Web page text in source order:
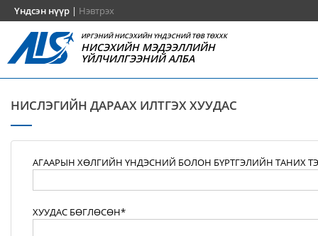
Үндсэн нүүр | Нэвтрэх
ИРГЭНИЙ НИСЭХИЙН ҮНДЭСНИЙ ТӨВ ТӨХХК
НИСЭХИЙН МЭДЭЭЛЛИЙН
ҮЙЛЧИЛГЭЭНИЙ АЛБА
НИСЛЭГИЙН ДАРААХ ИЛТГЭХ ХУУДАС
АГААРЫН ХӨЛГИЙН ҮНДЭСНИЙ БОЛОН БҮРТГЭЛИЙН ТАНИХ
ХУУДАС БӨГЛӨСӨН*